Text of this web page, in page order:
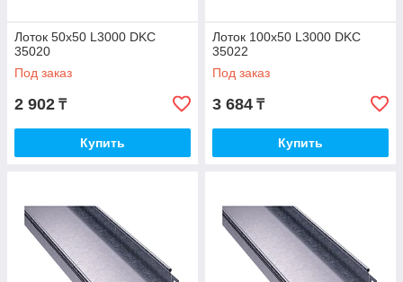
Лоток 50х50 L3000 DKC
35020
Под заказ
2 902 ₸
Купить
Лоток 100х50 L3000 DKC
35022
Под заказ
3 684 ₸
Купить